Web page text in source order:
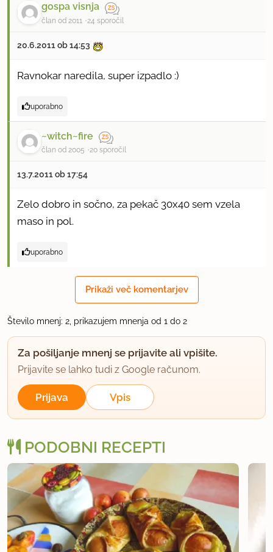
gospa visnja
član od 2011 24 sporočil
20.6.2011 ob 14:53
Ravnokar naredila, super izpadlo :)
uporabno
~witch~fire
član od 2005 20 sporočil
13.7.2011 ob 17:54
Zelo dobro in sočno, za pekač 30x40 sem vzela
maso in pol.
uporabno
Prikaži več komentarjev
Število mnenj: 2, prikazujem mnenja od 1 do 2
Za pošiljanje mnenj se prijavite ali vpišite.
Prijavite se lahko tudi z Google računom.
Prijava Vpis
PODOBNI RECEPTI